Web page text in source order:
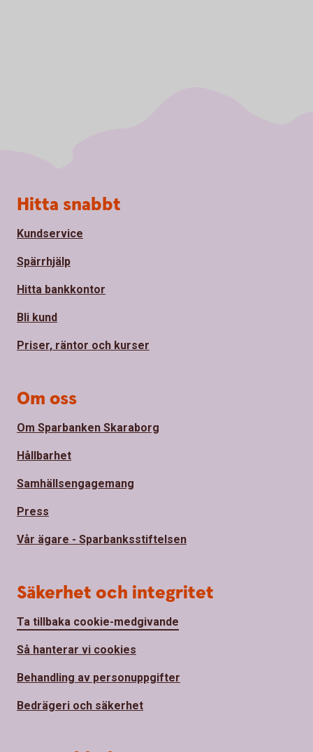
Sidfot
Hitta snabbt
Kundservice
Spärrhjälp
Hitta bankkontor
Bli kund
Priser, räntor och kurser
Om oss
Om Sparbanken Skaraborg
Hållbarhet
Samhällsengagemang
Press
Vår ägare - Sparbanksstiftelsen
Säkerhet och integritet
Ta tillbaka cookie-medgivande
Så hanterar vi cookies
Behandling av personuppgifter
Bedrägeri och säkerhet